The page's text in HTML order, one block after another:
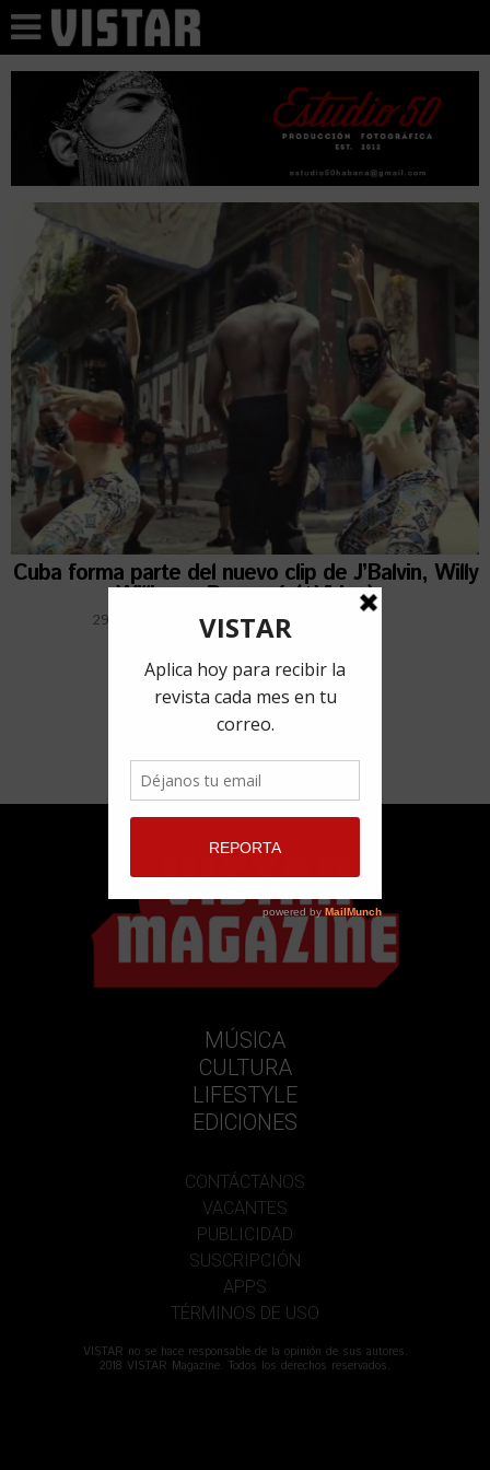
Cuba forma parte del nuevo clip de J’Balvin, Willy
William y Beyoncé (+Video)
29 septiembre, 2017 porDairon Bermúdez
MÚSICA
CULTURA
LIFESTYLE
EDICIONES
CONTÁCTANOS
VACANTES
PUBLICIDAD
SUSCRIPCIÓN
APPS
TÉRMINOS DE USO
VISTAR no se hace responsable de la opinión de sus autores.
2018 VISTAR Magazine. Todos los derechos reservados.